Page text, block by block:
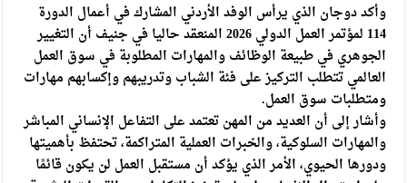
وأكد دوجان الذي يرأس الوفد الأردني المشارك في أعمال الدورة
114 لمؤتمر العمل الدولي 2026 المنعقد حاليا في جنيف أن التغيير
الجوهري في طبيعة الوظائف والمهارات المطلوبة في سوق العمل
العالمي تتطلب التركيز على فئة الشباب وتدريبهم وإكسابهم مهارات
ومتطلبات سوق العمل.
وأشار إلى أن العديد من المهن تعتمد على التفاعل الإنساني المباشر
والمهارات السلوكية، والخبرات العملية المتراكمة، تحتفظ بأهميتها
ودورها الحيوي، الأمر الذي يؤكد أن مستقبل العمل لن يكون قائمًا